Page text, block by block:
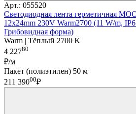
Арт.: 055520
Светодиодная лента герметичная
12x24mm 230V Warm2700 (11 W/m,
Грибовидная форма)
Warm | Тёплый 2700 K
4 22780
₽/м
Пакет (полиэтилен) 50 м
211 39000₽